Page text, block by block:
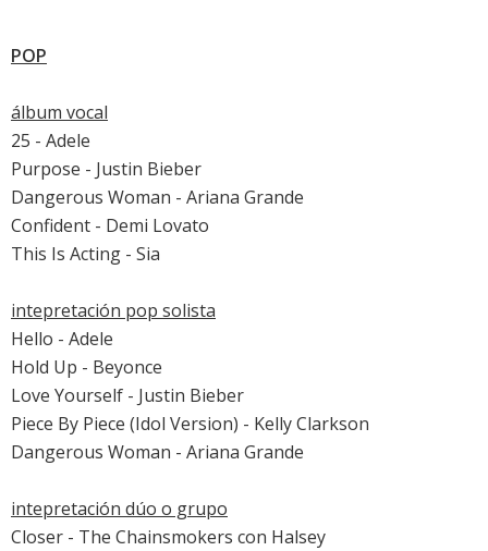
POP
álbum vocal
25 - Adele
Purpose - Justin Bieber
Dangerous Woman - Ariana Grande
Confident - Demi Lovato
This Is Acting - Sia
intepretación pop solista
Hello - Adele
Hold Up - Beyonce
Love Yourself - Justin Bieber
Piece By Piece (Idol Version) - Kelly Clarkson
Dangerous Woman - Ariana Grande
intepretación dúo o grupo
Closer - The Chainsmokers con Halsey